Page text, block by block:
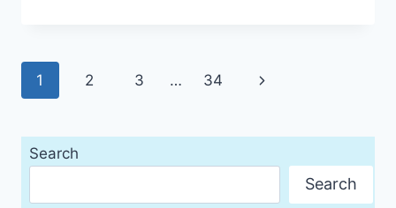
DEN
Page
1 2 3 … 34
Next
Search
Search